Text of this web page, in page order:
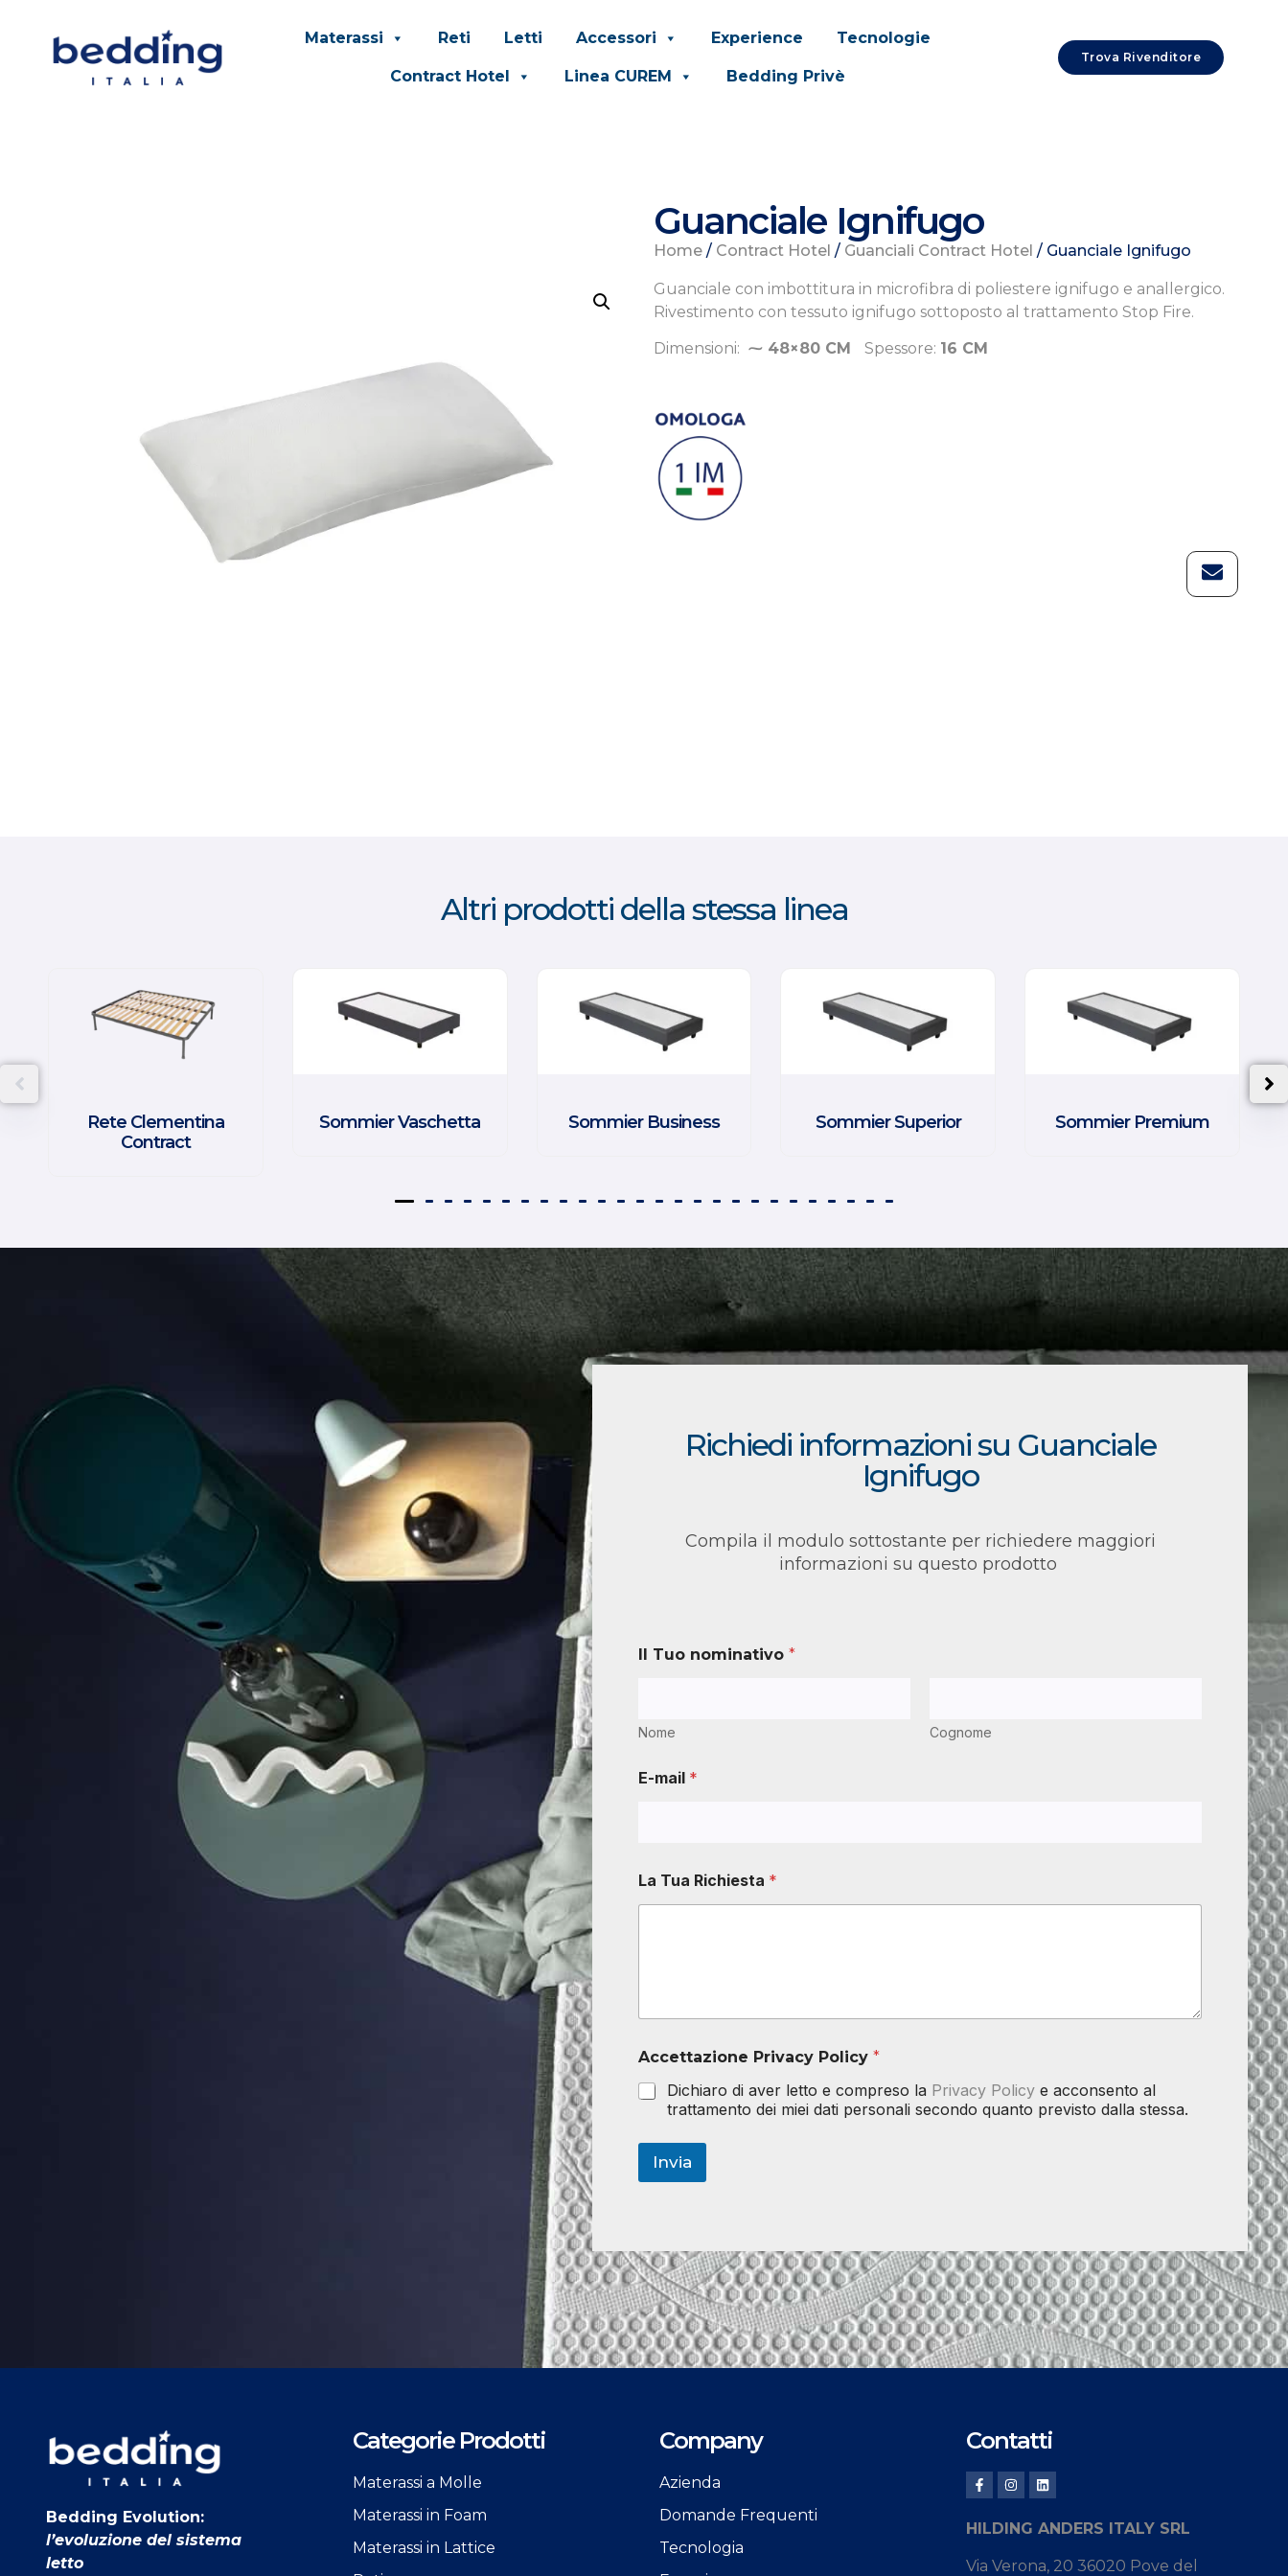
Materassi Reti Letti Accessori Experience Tecnologie
Contract Hotel Linea CUREM Bedding Privè
Trova Rivenditore
Guanciale Ignifugo
Home / Contract Hotel / Guanciali Contract Hotel / Guanciale Ignifugo
Guanciale con imbottitura in microfibra di poliestere ignifugo e anallergico.
Rivestimento con tessuto ignifugo sottoposto al trattamento Stop Fire.
Dimensioni: ⁓ 48×80 CM Spessore: 16 CM
Altri prodotti della stessa linea
Rete Clementina
Contract
Sommier Vaschetta Sommier Business Sommier Superior Sommier Premium
Richiedi informazioni su Guanciale
Ignifugo
Compila il modulo sottostante per richiedere maggiori
informazioni su questo prodotto
Il Tuo nominativo *
Nome Cognome
E-mail *
La Tua Richiesta *
Accettazione Privacy Policy *
Dichiaro di aver letto e compreso la Privacy Policy e acconsento al
trattamento dei miei dati personali secondo quanto previsto dalla stessa.
Invia
Bedding Evolution:
l’evoluzione del sistema
letto
Categorie Prodotti
Materassi a Molle
Materassi in Foam
Materassi in Lattice
Company
Azienda
Domande Frequenti
Tecnologia
Contatti
HILDING ANDERS ITALY SRL
Via Verona, 20 36020 Pove del